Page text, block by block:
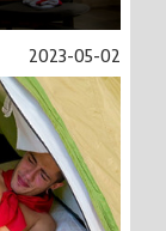
2023-05-02